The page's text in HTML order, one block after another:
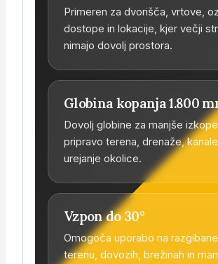
Primeren za dvorišča, vrtove,
dostope in lokacije, kjer večji
nimajo dovolj prostora.
Globina kopanja 1.800
Dovolj globine za manjše
pripravo terena, drenaže,
urejanje okolice.
Vzpon do 30°
Omogoča uporabo na
terenu, dovozih, brežinah in